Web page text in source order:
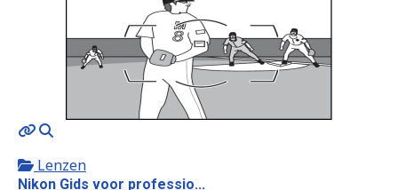
MOD_JTCS_VIEW_ARTICLE_LINK
Lenzen
Nikon Gids voor professio...